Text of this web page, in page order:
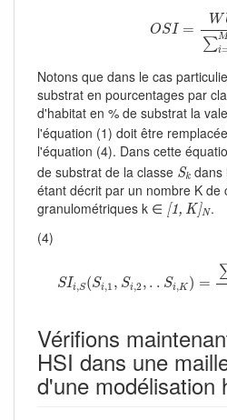
OSI =
W
∑M
i
UA
Notons que dans le cas
substrat en pourcentages par
d'habitat en % de substrat la
l'équation (1) doit être
l'équation (4). Dans cette
de substrat de la classe Sk
Sdans
étant décrit par un nombre K de
granulométriques k ∈ [1, K]N
[1,K]N.
(4)
SIi,S(Si,1 , Si,2, . . Si,K ) =
k
Vérifions
HSI dans une
d'une modélisation